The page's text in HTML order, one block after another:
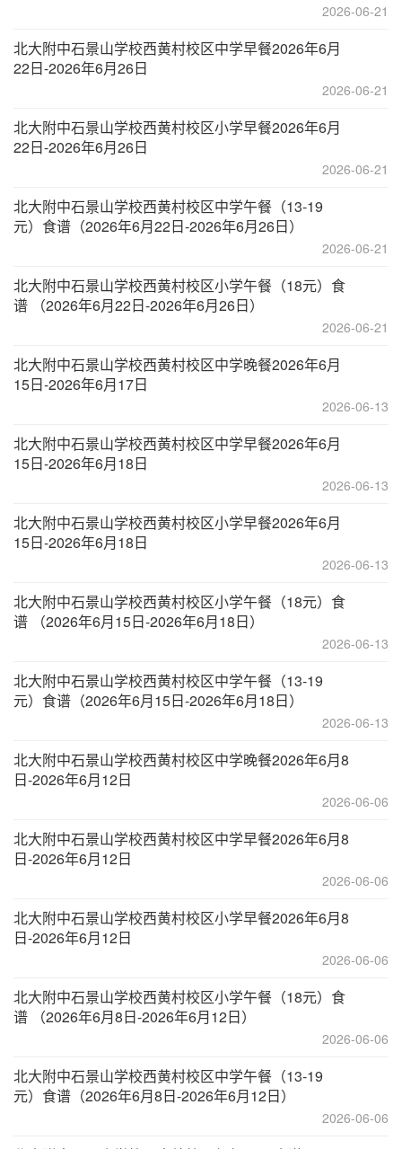
2026-06-21
北大附中石景山学校西黄村校区中学早餐2026年6月
22日-2026年6月26日
2026-06-21
北大附中石景山学校西黄村校区小学早餐2026年6月
22日-2026年6月26日
2026-06-21
北大附中石景山学校西黄村校区中学午餐（13-19
元）食谱（2026年6月22日-2026年6月26日）
2026-06-21
北大附中石景山学校西黄村校区小学午餐（18元）食
谱 （2026年6月22日-2026年6月26日）
2026-06-21
北大附中石景山学校西黄村校区中学晚餐2026年6月
15日-2026年6月17日
2026-06-13
北大附中石景山学校西黄村校区中学早餐2026年6月
15日-2026年6月18日
2026-06-13
北大附中石景山学校西黄村校区小学早餐2026年6月
15日-2026年6月18日
2026-06-13
北大附中石景山学校西黄村校区小学午餐（18元）食
谱 （2026年6月15日-2026年6月18日）
2026-06-13
北大附中石景山学校西黄村校区中学午餐（13-19
元）食谱（2026年6月15日-2026年6月18日）
2026-06-13
北大附中石景山学校西黄村校区中学晚餐2026年6月8
日-2026年6月12日
2026-06-06
北大附中石景山学校西黄村校区中学早餐2026年6月8
日-2026年6月12日
2026-06-06
北大附中石景山学校西黄村校区小学早餐2026年6月8
日-2026年6月12日
2026-06-06
北大附中石景山学校西黄村校区小学午餐（18元）食
谱 （2026年6月8日-2026年6月12日）
2026-06-06
北大附中石景山学校西黄村校区中学午餐（13-19
元）食谱（2026年6月8日-2026年6月12日）
2026-06-06